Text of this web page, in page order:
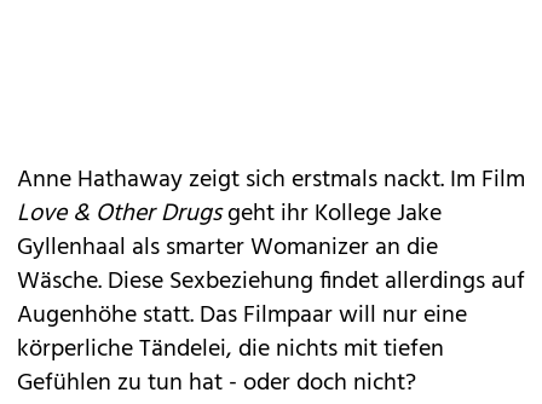
Anne Hathawayzeigt sich erstmals nackt. Im Film
Love & Other Drugsgeht ihr Kollege Jake
Gyllenhaal als smarter Womanizer an die
Wäsche. Diese Sexbeziehung findet allerdings auf
Augenhöhe statt. Das Filmpaar will nur eine
körperliche Tändelei, die nichts mit tiefen
Gefühlen zu tun hat - oder doch nicht?